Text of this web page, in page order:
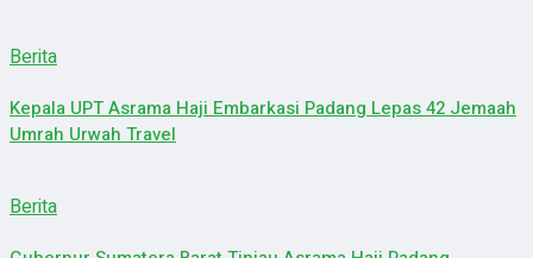
Berita
Kepala UPT Asrama Haji Embarkasi Padang Lepas 42 Jemaah
Umrah Urwah Travel
Berita